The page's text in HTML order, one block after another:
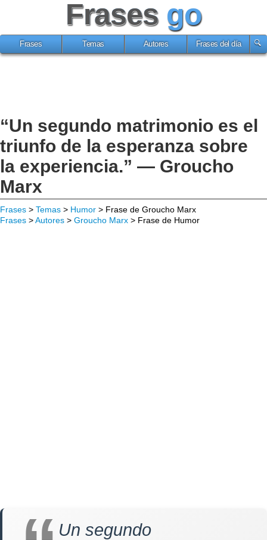
Frases go
Frases Temas Autores Frases del día
“Un segundo matrimonio es el
triunfo de la esperanza sobre
la experiencia.” — Groucho
Marx
Frases > Temas > Humor > Frase de Groucho Marx
Frases >Autores > Groucho Marx > Frase de Humor
Un segundo